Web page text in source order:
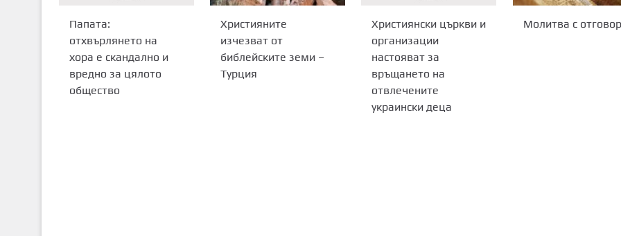
Папата:
отхвърлянето на
хора е скандално и
вредно за цялото
общество
Християните
изчезват от
библейските земи –
Турция
Християнски църкви и
организации
настояват за
връщането на
отвлечените
украински деца
Молитва с отговор